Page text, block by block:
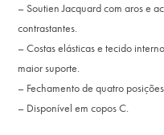
– Soutien Jacquard com aros e
contrastantes.
– Costas elásticas e tecido
maior suporte.
– Fechamento de quatro
– Disponível em copos C.